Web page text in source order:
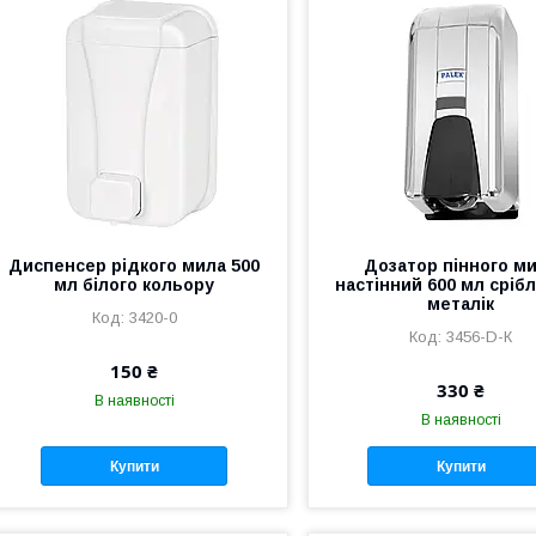
Диспенсер рідкого мила 500
мл білого кольору
3420-0
150 ₴
В наявності
Купити
Дозатор пінного
настінний 600 мл
металік
3456-D-К
330 ₴
В наявності
Купити